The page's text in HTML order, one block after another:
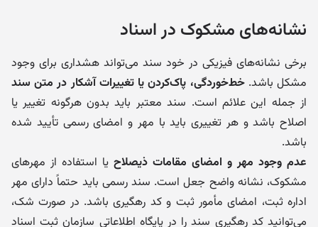
نشانه‌های مشکوک در اسناد
برخی نشانه‌های فیزیکی در خود سند می‌تواند هشداری برای وجود
مشکل باشد.خط‌خوردگی، پاک‌کردن یا تغییرات آشکار در متن سند
از جمله این علائم است. سند معتبر باید بدون هرگونه تغییر یا
اصلاح باشد و هر تغییری باید با مهر و امضای رسمی تأیید شده
باشد.
عدم وجود مهر و امضای مقامات ذیصلاح یا استفاده از مهرهای
مشکوک، نشانه واضح جعل است. سند رسمی باید حتماً دارای مهر
اداره ثبت، امضای مأمور ثبت و کد رهگیری باشد. در صورت شک،
می‌توانید کد رهگیری سند را در پایگاه اطلاعاتی سازمان ثبت اسناد